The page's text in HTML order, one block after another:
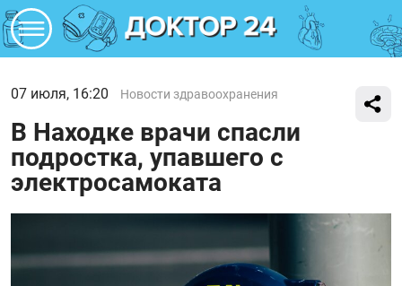
07 июля, 16:20 Новости здравоохранения
В Находке врачи спасли
подростка, упавшего с
электросамоката